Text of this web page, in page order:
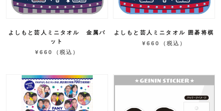
よしもと芸人ミニタオル 金属バ
ット
¥660
（税込）
よしもと芸人ミニタオル 囲碁将棋
¥660
（税込）